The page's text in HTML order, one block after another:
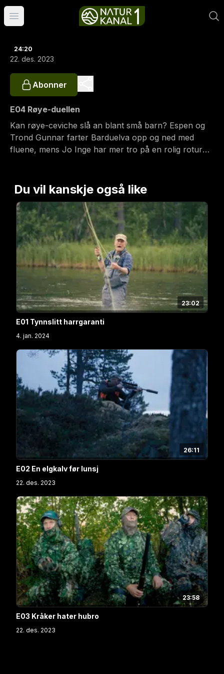
Åpne hovedmeny
24:20
22. des. 2023
Abonner
E04 Røye-duellen
Kan røye-ceviche slå an blant små barn? Espen og
Trond Gunnar farter Barduelva opp og ned med
fluene, mens Jo Inge har mer tro på en rolig rotur
Du vil kanskje også like
23:02
E01 Tynnslitt harrgaranti
4. jan. 2024
26:11
E02 En elgkalv før lunsj
22. des. 2023
23:58
E03 Kråker hater hubro
22. des. 2023